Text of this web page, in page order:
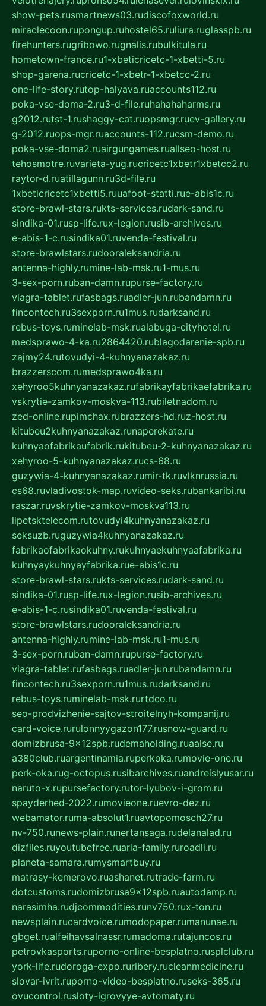
show-pets.rusmartnews03.rudiscofoxworld.ru
miraclecoon.rupongup.ruhostel65.ruliura.ruglasspb.ru
firehunters.rugribowo.rugnalis.rubulkitula.ru
hometown-france.ru1-xbeticricetc-1-xbetti-5.ru
shop-garena.rucricetc-1-xbetr-1-xbetcc-2.ru
one-life-story.rutop-halyava.ruaccounts112.ru
poka-vse-doma-2.ru3-d-file.ruhahahaharms.ru
g2012.rutst-1.rushaggy-cat.ruopsmgr.ruev-gallery.ru
g-2012.ruops-mgr.ruaccounts-112.rucsm-demo.ru
poka-vse-doma2.ruairgungames.ruallseo-host.ru
tehosmotre.ruvarieta-yug.rucricetc1xbetr1xbetcc2.ru
raytor-d.ruatillagunn.ru3d-file.ru
1xbeticricetc1xbetti5.ruuafoot-statti.rue-abis1c.ru
store-brawl-stars.rukts-services.rudark-sand.ru
sindika-01.rusp-life.rux-legion.rusib-archives.ru
e-abis-1-c.rusindika01.ruvenda-festival.ru
store-brawlstars.rudooraleksandria.ru
antenna-highly.rumine-lab-msk.ru1-mus.ru
3-sex-porn.ruban-damn.rupurse-factory.ru
viagra-tablet.rufasbags.ruadler-jun.rubandamn.ru
fincontech.ru3sexporn.ru1mus.rudarksand.ru
rebus-toys.ruminelab-msk.rualabuga-cityhotel.ru
medsprawo-4-ka.ru2864420.rublagodarenie-spb.ru
zajmy24.rutovudyi-4-kuhnyanazakaz.ru
brazzerscom.rumedsprawo4ka.ru
xehyroo5kuhnyanazakaz.rufabrikayfabrikaefabrika.ru
vskrytie-zamkov-moskva-113.rubiletnadom.ru
zed-online.rupimchax.rubrazzers-hd.ruz-host.ru
kitubeu2kuhnyanazakaz.runaperekate.ru
kuhnyaofabrikaufabrik.rukitubeu-2-kuhnyanazakaz.ru
xehyroo-5-kuhnyanazakaz.rucs-68.ru
guzywia-4-kuhnyanazakaz.rumir-tk.ruvlknrussia.ru
cs68.ruvladivostok-map.ruvideo-seks.rubankaribi.ru
raszar.ruvskrytie-zamkov-moskva113.ru
lipetsktelecom.rutovudyi4kuhnyanazakaz.ru
seksuzb.ruguzywia4kuhnyanazakaz.ru
fabrikaofabrikaokuhny.rukuhnyaekuhnyaafabrika.ru
kuhnyaykuhnyayfabrika.rue-abis1c.ru
store-brawl-stars.rukts-services.rudark-sand.ru
sindika-01.rusp-life.rux-legion.rusib-archives.ru
e-abis-1-c.rusindika01.ruvenda-festival.ru
store-brawlstars.rudooraleksandria.ru
antenna-highly.rumine-lab-msk.ru1-mus.ru
3-sex-porn.ruban-damn.rupurse-factory.ru
viagra-tablet.rufasbags.ruadler-jun.rubandamn.ru
fincontech.ru3sexporn.ru1mus.rudarksand.ru
rebus-toys.ruminelab-msk.rurtdco.ru
seo-prodvizhenie-sajtov-stroitelnyh-kompanij.ru
card-voice.rurulonnyygazon177.rusnow-guard.ru
domizbrusa-9x12spb.rudemaholding.ruaalse.ru
a380club.ruargentinamia.ruperkoka.rumovie-one.ru
perk-oka.rug-octopus.rusibarchives.ruandreislyusar.ru
naruto-x.rupursefactory.rutor-lyubov-i-grom.ru
spayderhed-2022.rumovieone.ruevro-dez.ru
webamator.ruma-absolut1.ruavtopomosch27.ru
nv-750.runews-plain.runertansaga.rudelanalad.ru
dizfiles.ruyoutubefree.ruaria-family.ruroadli.ru
planeta-samara.rumysmartbuy.ru
matrasy-kemerovo.ruashanet.rutrade-farm.ru
dotcustoms.rudomizbrusa9x12spb.ruautodamp.ru
narasimha.rudjcommodities.runv750.rux-ton.ru
newsplain.rucardvoice.rumodopaper.rumanunae.ru
gbget.rualfeihavsalnassr.rumadoma.rutajuncos.ru
petrovkasports.ruporno-online-besplatno.rusplclub.ru
york-life.rudoroga-expo.ruribery.rucleanmedicine.ru
slovar-ivrit.ruporno-video-besplatno.ruseks-365.ru
ovucontrol.rusloty-igrovyye-avtomaty.ru